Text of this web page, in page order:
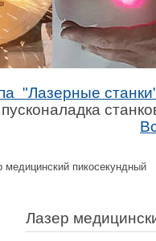
"Лазерные
медицинский пикосекундный
Лазер